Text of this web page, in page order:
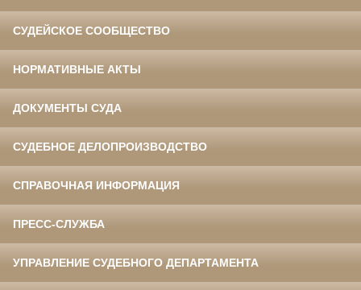
СУДЕЙСКОЕ СООБЩЕСТВО
НОРМАТИВНЫЕ АКТЫ
ДОКУМЕНТЫ СУДА
СУДЕБНОЕ ДЕЛОПРОИЗВОДСТВО
СПРАВОЧНАЯ ИНФОРМАЦИЯ
ПРЕСС-СЛУЖБА
УПРАВЛЕНИЕ СУДЕБНОГО ДЕПАРТАМЕНТА